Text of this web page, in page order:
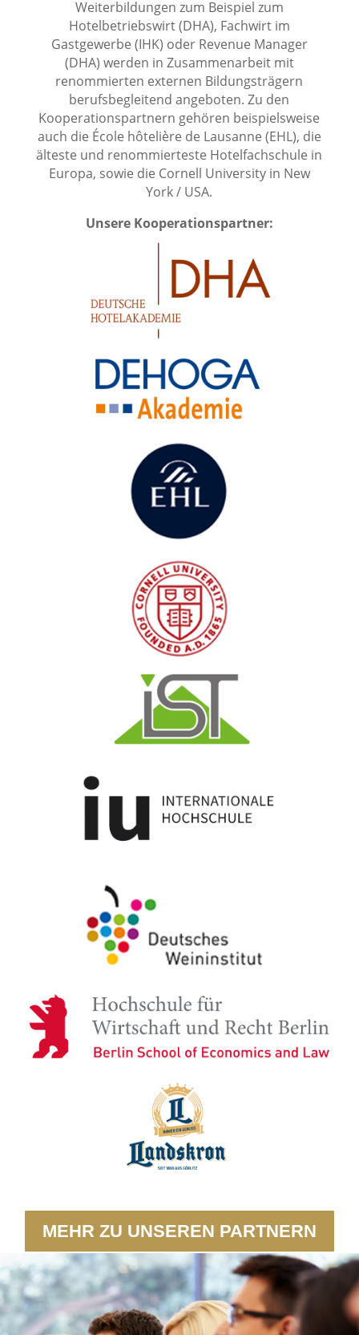
Weiterbildungen zum Beispiel zum
Hotelbetriebswirt (DHA), Fachwirt im
Gastgewerbe (IHK) oder Revenue Manager
(DHA) werden in Zusammenarbeit mit
renommierten externen Bildungsträgern
berufsbegleitend angeboten. Zu den
Kooperationspartnern gehören beispielsweise
auch die École hôtelière de Lausanne (EHL), die
älteste und renommierteste Hotelfachschule in
Europa, sowie die Cornell University in New
York / USA.
Unsere Kooperationspartner:
MEHR ZU UNSEREN PARTNERN